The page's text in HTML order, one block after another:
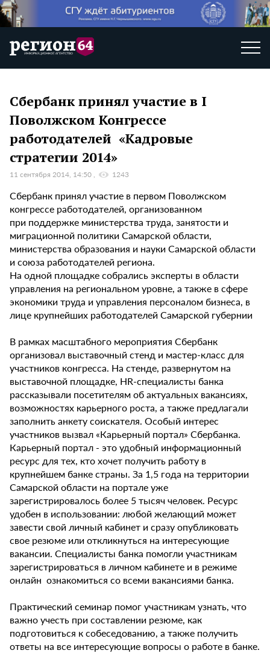
Сбербанк принял участие в I
Поволжском Конгрессе
работодателей «Кадровые
стратегии 2014»
11 сентября 2014, 14:50 1243
Сбербанк принял участие в первом Поволжском
конгрессе работодателей, организованном
при поддержке министерства труда, занятости и
миграционной политики Самарской области,
министерства образования и науки Самарской области
и союза работодателей региона.
На одной площадке собрались эксперты в области
управления на региональном уровне, а также в сфере
экономики труда и управления персоналом бизнеса, в
лице крупнейших работодателей Самарской губернии
В рамках масштабного мероприятия Сбербанк
организовал выставочный стенд и мастер-класс для
участников конгресса. На стенде, развернутом на
выставочной площадке, HR-специалисты банка
рассказывали посетителям об актуальных вакансиях,
возможностях карьерного роста, а также предлагали
заполнить анкету соискателя. Особый интерес
участников вызвал «Карьерный портал» Сбербанка.
Карьерный портал - это удобный информационный
ресурс для тех, кто хочет получить работу в
крупнейшем банке страны. За 1,5 года на территории
Самарской области на портале уже
зарегистрировалось более 5 тысяч человек. Ресурс
удобен в использовании: любой желающий может
завести свой личный кабинет и сразу опубликовать
свое резюме или откликнуться на интересующие
вакансии. Специалисты банка помогли участникам
зарегистрироваться в личном кабинете и в режиме
онлайн ознакомиться со всеми вакансиями банка.
Практический семинар помог участникам узнать, что
важно учесть при составлении резюме, как
подготовиться к собеседованию, а также получить
ответы на все интересующие вопросы о работе в банке.